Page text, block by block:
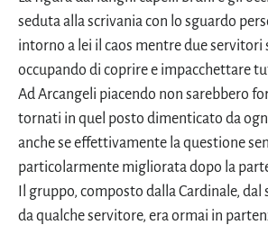
seduta alla scrivania con lo sguardo
intorno a lei il caos mentre due servitori
occupando di coprire e impacchettare
Ad Arcangeli piacendo non sarebbero
tornati in quel posto dimenticato da
anche se effettivamente la questione
particolarmente migliorata dopo la
Il gruppo, composto dalla Cardinale,
da qualche servitore, era ormai in